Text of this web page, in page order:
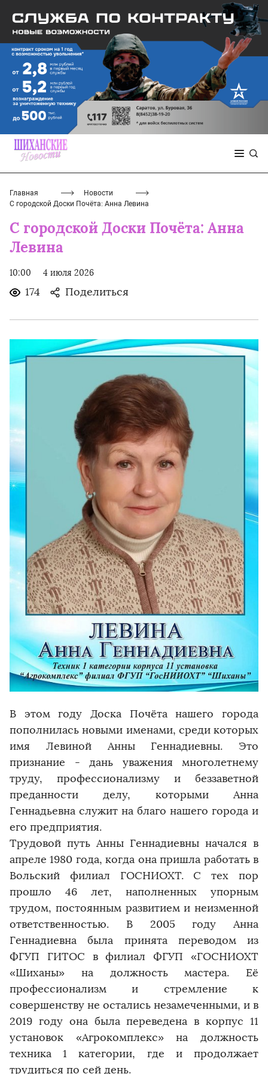
Главная
Новости
С городской Доски Почёта: Анна Левина
С городской Доски Почёта: Анна
Левина
10:00 4 июля 2026
174 Поделиться
В этом году Доска Почёта нашего города
пополнилась новыми именами, среди которых
имя Левиной Анны Геннадиевны. Это
признание - дань уважения многолетнему
труду, профессионализму и беззаветной
преданности делу, которыми Анна
Геннадьевна служит на благо нашего города и
его предприятия.
Трудовой путь Анны Геннадиевны начался в
апреле 1980 года, когда она пришла работать в
Вольский филиал ГОСНИОХТ. С тех пор
прошло 46 лет, наполненных упорным
трудом, постоянным развитием и неизменной
ответственностью. В 2005 году Анна
Геннадиевна была принята переводом из
ФГУП ГИТОС в филиал ФГУП «ГОСНИОХТ
«Шиханы» на должность мастера. Её
профессионализм и стремление к
совершенству не остались незамеченными, и в
2019 году она была переведена в корпус 11
установок «Агрокомплекс» на должность
техника 1 категории, где и продолжает
трудиться по сей день.